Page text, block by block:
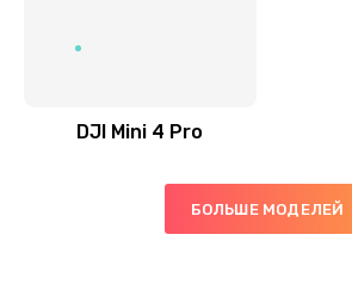
DJI Mini 4 Pro
БОЛЬШЕ МОДЕЛЕЙ